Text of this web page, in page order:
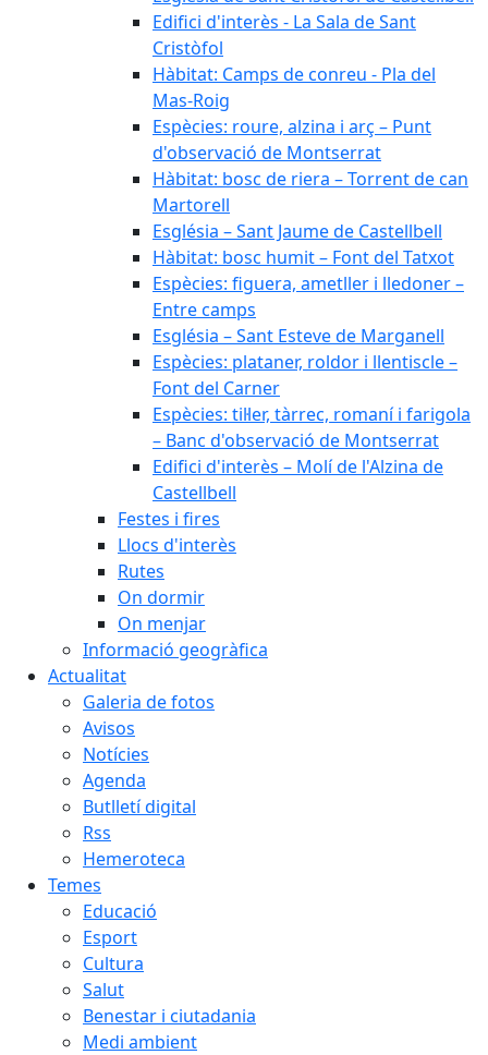
Edifici d'interès - La Sala de Sant
Cristòfol
Hàbitat: Camps de conreu - Pla del
Mas-Roig
Espècies: roure, alzina i arç – Punt
d'observació de Montserrat
Hàbitat: bosc de riera – Torrent de can
Martorell
Església – Sant Jaume de Castellbell
Hàbitat: bosc humit – Font del Tatxot
Espècies: figuera, ametller i lledoner –
Entre camps
Església – Sant Esteve de Marganell
Espècies: plataner, roldor i llentiscle –
Font del Carner
Espècies: til·ler, tàrrec, romaní i farigola
– Banc d'observació de Montserrat
Edifici d'interès – Molí de l'Alzina de
Castellbell
Festes i fires
Llocs d'interès
Rutes
On dormir
On menjar
Informació geogràfica
Actualitat
Galeria de fotos
Avisos
Notícies
Agenda
Butlletí digital
Rss
Hemeroteca
Temes
Educació
Esport
Cultura
Salut
Benestar i ciutadania
Medi ambient